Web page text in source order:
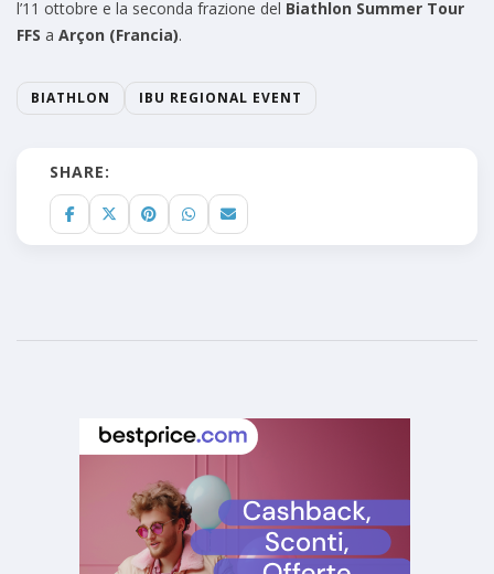
l’11 ottobre e la seconda frazione del Biathlon Summer Tour
FFS a Arçon (Francia).
BIATHLON IBU REGIONAL EVENT
SHARE: